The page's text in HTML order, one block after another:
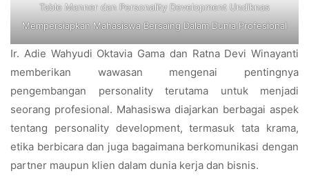
Table Manner dan Personality Development Undiknas
Mempersiapkan Mahasiswa Bersaing Dalam Dunia Profesional
Ir. Adie Wahyudi Oktavia Gama dan Ratna Devi Winayanti
memberikan wawasan mengenai pentingnya
pengembangan personality terutama untuk menjadi
seorang profesional. Mahasiswa diajarkan berbagai aspek
tentang personality development, termasuk tata krama,
etika berbicara dan juga bagaimana berkomunikasi dengan
partner maupun klien dalam dunia kerja dan bisnis.